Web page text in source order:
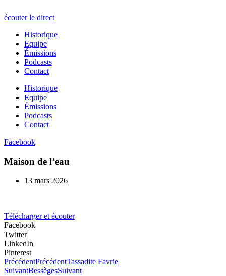
écouter le direct
Historique
Equipe
Émissions
Podcasts
Contact
Historique
Equipe
Émissions
Podcasts
Contact
Facebook
Maison de l’eau
13 mars 2026
Télécharger et écouter
Facebook
Twitter
LinkedIn
Pinterest
PrécédentPrécédentTassadite Favrie
SuivantBessègesSuivant